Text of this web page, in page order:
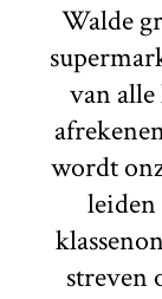
Walde
van
wordt
leiden
streven